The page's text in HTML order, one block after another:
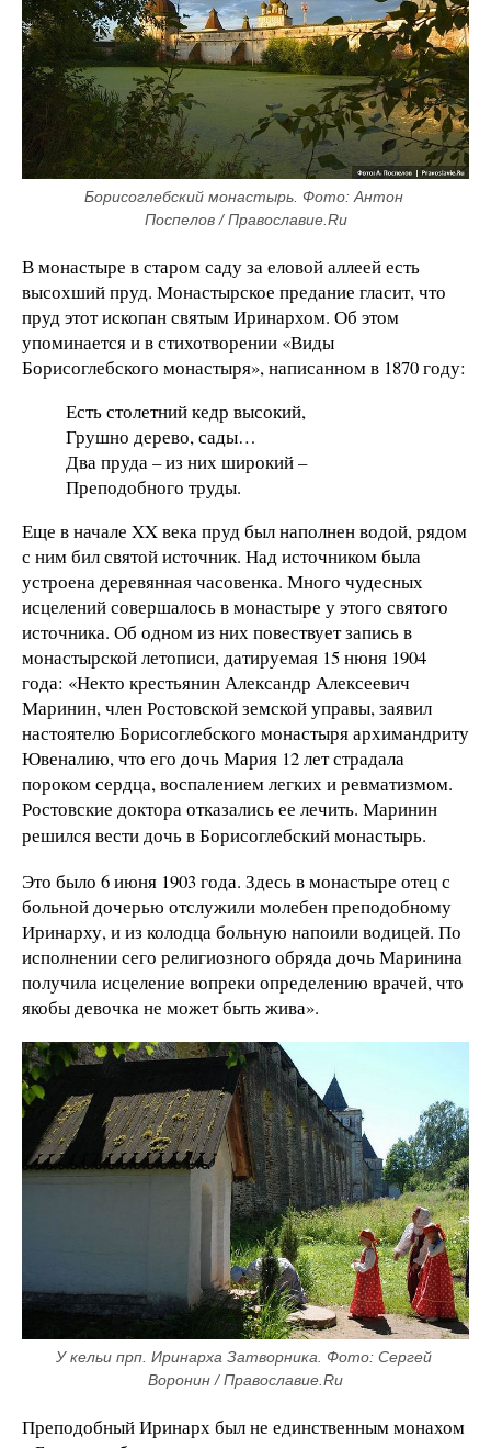
Борисоглебский монастырь. Фото: Антон
Поспелов / Православие.Ru
В монастыре в старом саду за еловой аллеей есть
высохший пруд. Монастырское предание гласит, что
пруд этот ископан святым Иринархом. Об этом
упоминается и в стихотворении «Виды
Борисоглебского монастыря», написанном в 1870 году:
Есть столетний кедр высокий,
Грушно дерево, сады…
Два пруда – из них широкий –
Преподобного труды.
Еще в начале XX века пруд был наполнен водой, рядом
с ним бил святой источник. Над источником была
устроена деревянная часовенка. Много чудесных
исцелений совершалось в монастыре у этого святого
источника. Об одном из них повествует запись в
монастырской летописи, датируемая 15 нюня 1904
года: «Некто крестьянин Александр Алексеевич
Маринин, член Ростовской земской управы, заявил
настоятелю Борисоглебского монастыря архимандриту
Ювеналию, что его дочь Мария 12 лет страдала
пороком сердца, воспалением легких и ревматизмом.
Ростовские доктора отказались ее лечить. Маринин
решился вести дочь в Борисоглебский монастырь.
Это было 6 июня 1903 года. Здесь в монастыре отец с
больной дочерью отслужили молебен преподобному
Иринарху, и из колодца больную напоили водицей. По
исполнении сего религиозного обряда дочь Маринина
получила исцеление вопреки определению врачей, что
якобы девочка не может быть жива».
У кельи прп. Иринарха Затворника. Фото: Сергей
Воронин / Православие.Ru
Преподобный Иринарх был не единственным монахом